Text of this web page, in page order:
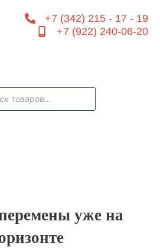
+7 (342) 215 - 17 - 19
+7 (922) 240-06-20
уже на